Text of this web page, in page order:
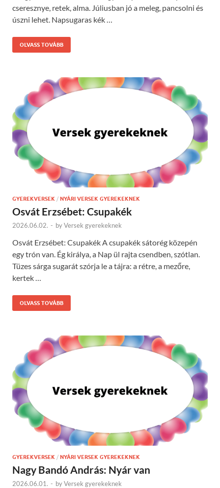
cseresznye, retek, alma. Júliusban jó a meleg, pancsolni és
úszni lehet. Napsugaras kék …
OLVASS TOVÁBB
GYEREKVERSEK / NYÁRI VERSEK GYEREKEKNEK
Osvát Erzsébet: Csupakék
2026.06.02. - byVersek gyerekeknek
Osvát Erzsébet: Csupakék A csupakék sátorég közepén
egy trón van. Ég királya, a Nap ül rajta csendben, szótlan.
Tüzes sárga sugarát szórja le a tájra: a rétre, a mezőre,
kertek …
OLVASS TOVÁBB
GYEREKVERSEK / NYÁRI VERSEK GYEREKEKNEK
Nagy Bandó András: Nyár van
2026.06.01. - byVersek gyerekeknek